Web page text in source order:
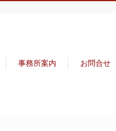
事務所案内 お問合せ